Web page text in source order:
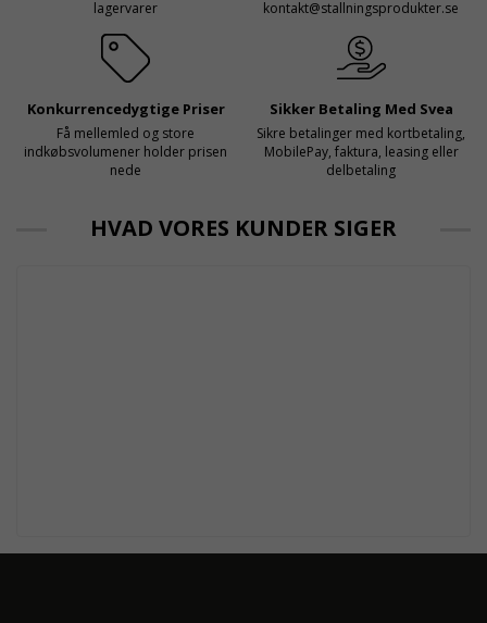
lagervarer
kontakt@stallningsprodukter.se
Konkurrencedygtige Priser
Få mellemled og store
indkøbsvolumener holder prisen
nede
Sikker Betaling Med Svea
Sikre betalinger med kortbetaling,
MobilePay, faktura, leasing eller
delbetaling
HVAD VORES KUNDER SIGER